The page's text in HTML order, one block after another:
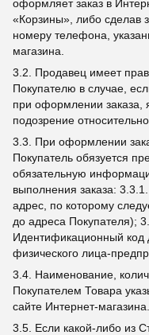
оформляет заказ в
«Корзины», либо сделав
номеру телефона,
магазина.
3.2. Продавец имеет
Покупателю в случае,
при оформлении
подозрение
3.3. При оформлении
Покупатель обязуется
обязательную
выполнения заказа:
адрес, по которому
до адреса Покупателя);
Идентификационный код
физического лица-
3.4. Наименование,
Покупателем Товара
сайте Интернет-магазина.
3.5. Если какой-либо из